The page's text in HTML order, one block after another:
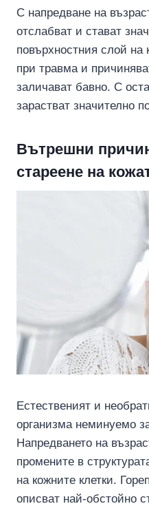
С напредване на
отслабват и стават
повърхностния слой на
при травма и
заличават бавно. С
зарастват значително
Вътрешни
стареене на
Естественият и
организма неминуемо
Напредването на
промените в
на кожните клетки.
описват най-обстойно